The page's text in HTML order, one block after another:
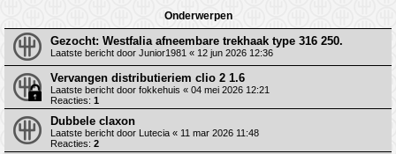
Onderwerpen
Gezocht: Westfalia afneembare trekhaak type 316 250.
Laatste bericht door Junior1981 « 12 jun 2026 12:36
Vervangen distributieriem clio 2 1.6
Laatste bericht door fokkehuis « 04 mei 2026 12:21
Reacties: 1
Dubbele claxon
Laatste bericht door Lutecia « 11 mar 2026 11:48
Reacties: 2